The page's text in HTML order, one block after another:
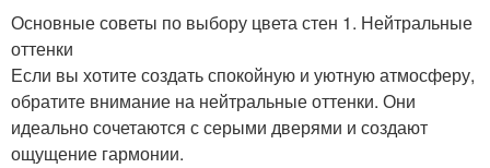
Основные советы по выбору цвета стен 1. Нейтральные
оттенки
Если вы хотите создать спокойную и уютную атмосферу,
обратите внимание на нейтральные оттенки. Они
идеально сочетаются с серыми дверями и создают
ощущение гармонии.